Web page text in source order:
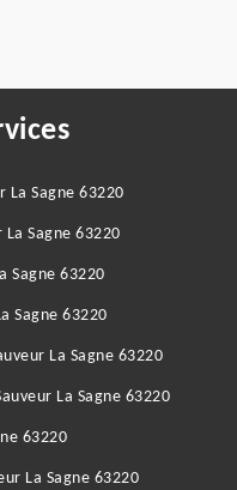
Sagne 63220
Sagne 63220
Sagne 63220
Sagne 63220
La Sagne 63220
La Sagne 63220
63220
La Sagne 63220